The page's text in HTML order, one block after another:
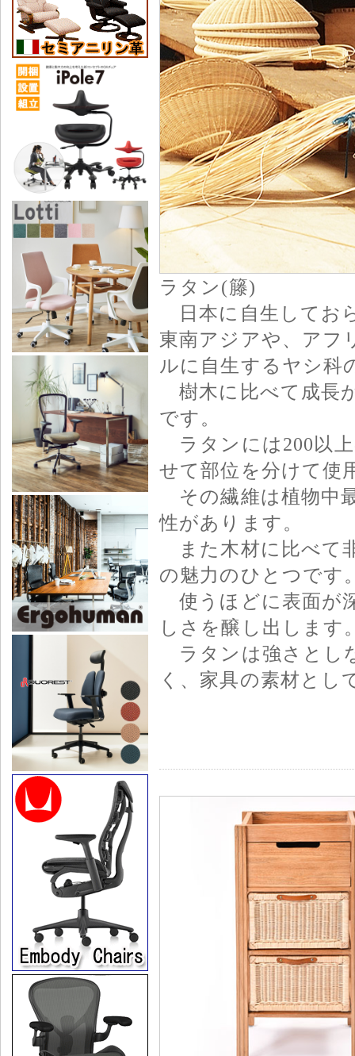
ラタン(籐)
日本に自生してお
東南アジアや、アフ
ルに自生するヤシ科
樹木に比べて成長
です。
ラタンには200以
せて部位を分けて使
その繊維は植物中
性があります。
また木材に比べて
の魅力のひとつです
使うほどに表面が
しさを醸し出します
ラタンは強さとし
く、家具の素材とし